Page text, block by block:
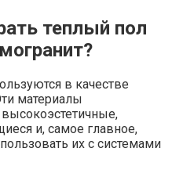
теплый пол
в качестве
материалы
и, самое главное,
их с системами